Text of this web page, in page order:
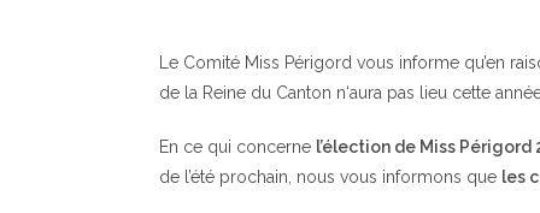
Le Comité Miss Périgord vous informe qu’en
de la Reine du Canton n‘aura pas lieu cette
En ce qui concerne l’élection de Miss Périgord
de l’été prochain, nous vous informons que les